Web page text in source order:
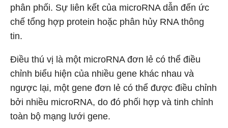
phân phối. Sự liên kết của microRNA dẫn đến ức
chế tổng hợp protein hoặc phân hủy RNA thông
tin.
Điều thú vị là một microRNA đơn lẻ có thể điều
chỉnh biểu hiện của nhiều gene khác nhau và
ngược lại, một gene đơn lẻ có thể được điều chỉnh
bởi nhiều microRNA, do đó phối hợp và tinh chỉnh
toàn bộ mạng lưới gene.